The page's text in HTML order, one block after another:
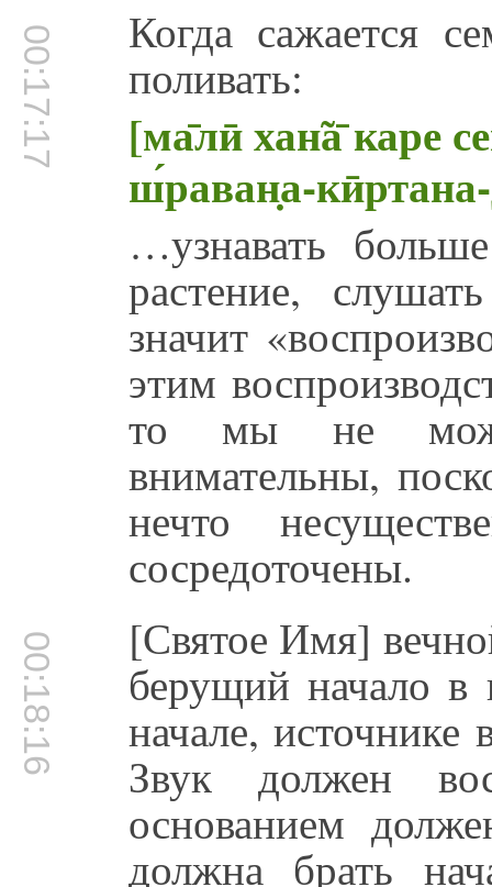
00:17:17 Когда сажается
поливать:
[ма̄лӣ хан̃а̄ каре
ш́раван̣а-
…узнавать
растение,
значит
этим
то мы не
внимательны,
нечто
сосредоточены.
00:18:16 [Святое Имя]
берущий начало в
начале, источнике
Звук должен
основанием
должна брать